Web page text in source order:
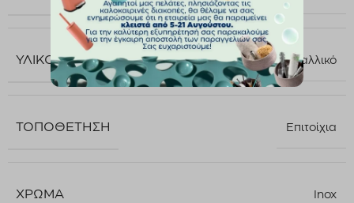
ΥΛΙΚΌ Μεταλλικό
ΤΟΠΟΘΈΤΗΣΗ Επιτοίχια
ΧΡΏΜΑ Inox